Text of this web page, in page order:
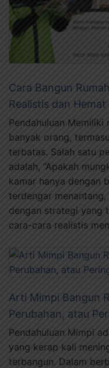
Cara Bangun
Realistis dan
Pendahuluan
banyak orang,
terbatas. Salah satu
adalah, “Apakah
kamar hanya dengan
terdengar
dengan strategi yang
cara-cara realistis
Arti Mimpi Bangun
Perubahan, atau
Pendahuluan Mimpi
yang kerap kali
terbangun. Dalam